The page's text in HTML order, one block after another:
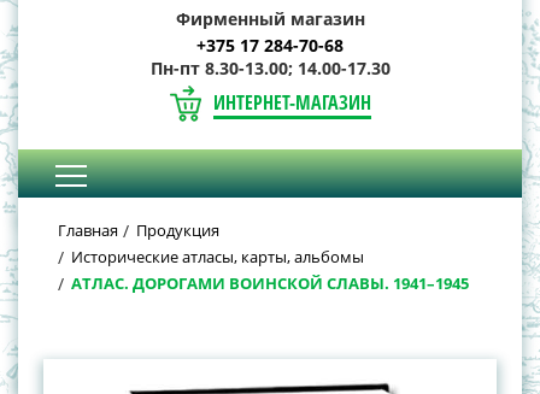
Фирменный магазин
+375 17 284-70-68
Пн-пт 8.30-13.00; 14.00-17.30
ИНТЕРНЕТ-МАГАЗИН
Главная
Продукция
Исторические атласы, карты, альбомы
АТЛАС. ДОРОГАМИ ВОИНСКОЙ СЛАВЫ. 1941–1945